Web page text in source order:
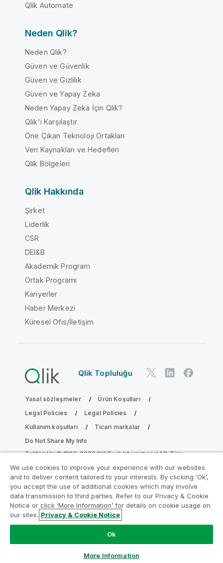
Qlik Automate
Neden Qlik?
Neden Qlik?
Güven ve Güvenlik
Güven ve Gizlilik
Güven ve Yapay Zeka
Neden Yapay Zeka İçin Qlik?
Qlik'i Karşılaştır
Öne Çıkan Teknoloji Ortakları
Veri Kaynakları ve Hedefleri
Qlik Bölgeleri
Qlik Hakkında
Şirket
Liderlik
CSR
DEI&B
Akademik Program
Ortak Programı
Kariyerler
Haber Merkezi
Küresel Ofis/İletişim
Qlik Topluluğu
Yasal sözleşmeler
Ürün Koşulları
Legal Policies
Legal Policies
Kullanım koşulları
Ticari markalar
Do Not Share My Info
Telif Hakkı © 1993-2026 QlikTech International AB. Tüm
Analiz Modernleştirme Programına katılın
Analiz Modernleştirme Programı ile değerli QlikView
ampquestions@qlik.com
We use cookies to improve your experience with our websites
and to deliver content tailored to your interests. By clicking ‘Ok’,
you accept the use of additional cookies which may involve
data transmission to third parties. Refer to our Privacy & Cookie
Notice or click ‘More Information’ for details on cookie usage on
our sites. Privacy & Cookie Notice
Ok
More Information